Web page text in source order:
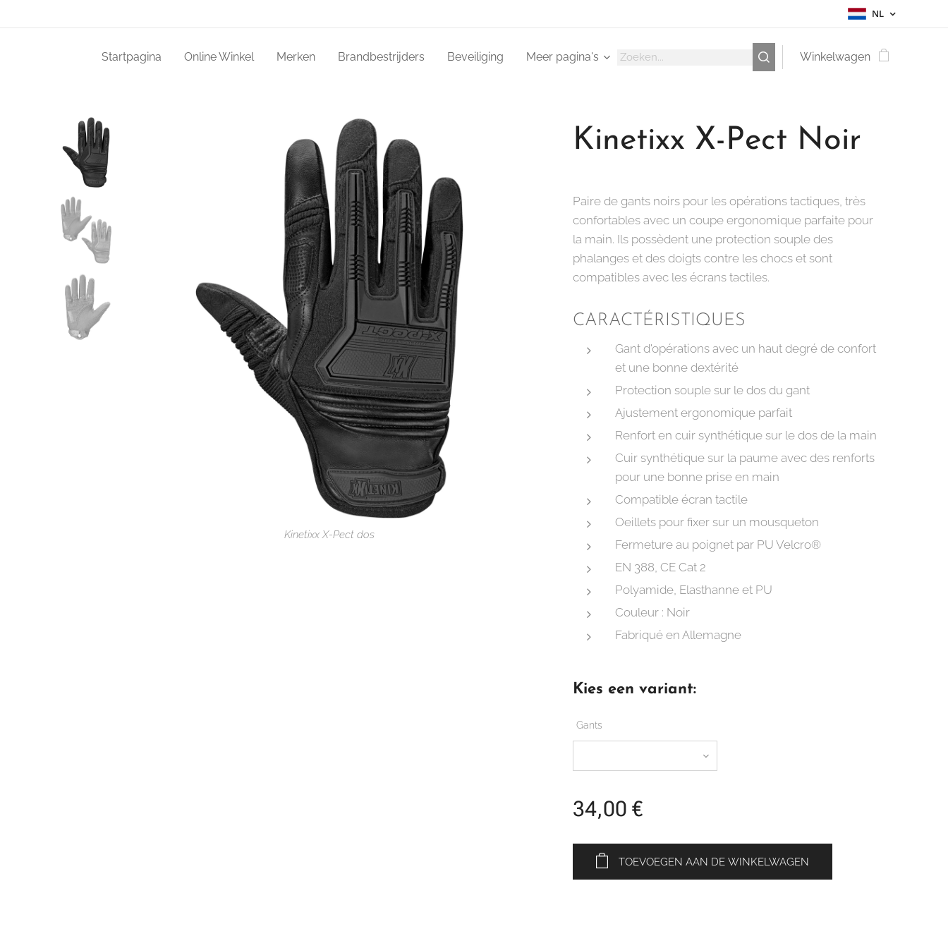
NL
Startpagina Online Winkel Merken Brandbestrijders Beveiliging Meer pagina's Winkelwagen
Kinetixx X-Pect Noir
Kinetixx X-Pect dos
Kinetixx X-Pect face avant
Kinetixx X-Pect paume
Paire de gants noirs pour les opérations tactiques, très
confortables avec un coupe ergonomique parfaite pour
la main. Ils possèdent une protection souple des
phalanges et des doigts contre les chocs et sont
compatibles avec les écrans tactiles.
CARACTÉRISTIQUES
Gant d'opérations avec un haut degré de confort
et une bonne dextérité
Protection souple sur le dos du gant
Ajustement ergonomique parfait
Renfort en cuir synthétique sur le dos de la main
Cuir synthétique sur la paume avec des renforts
pour une bonne prise en main
Compatible écran tactile
Oeillets pour fixer sur un mousqueton
Fermeture au poignet par PU Velcro®
EN 388, CE Cat 2
Polyamide, Elasthanne et PU
Couleur : Noir
Fabriqué en Allemagne
Kies een variant:
Gants
34,00 €
TOEVOEGEN AAN DE WINKELWAGEN